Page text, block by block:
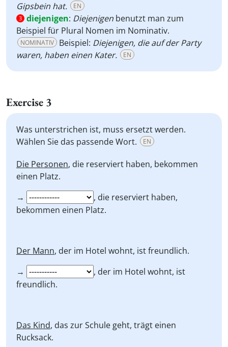
Gipsbein hat.
EN
3 diejenigen: Diejenigen benutzt man zum
Beispiel für Plural Nomen im Nominativ.
NOMINATIV Beispiel: Diejenigen, die auf der Party
waren, haben einen Kater.
EN
Exercise 3
Was unterstrichen ist, muss ersetzt werden.
Wählen Sie das passende Wort.
EN
Die Personen, die reserviert haben, bekommen
einen Platz.
→
, die reserviert haben,
bekommen einen Platz.
Der Mann, der im Hotel wohnt, ist freundlich.
→
, der im Hotel wohnt, ist
freundlich.
Das Kind, das zur Schule geht, trägt einen
Rucksack.